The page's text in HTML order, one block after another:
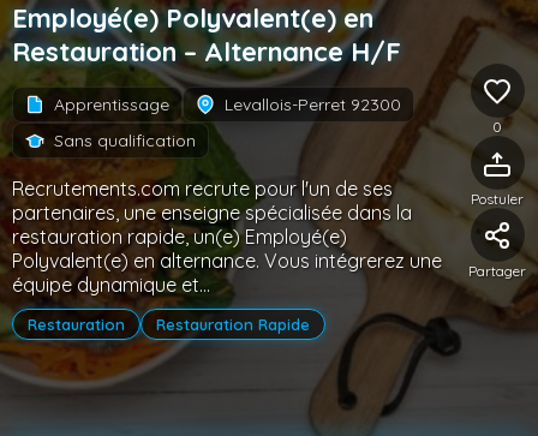
0
Postuler
Partager
Employé(e) Polyvalent(e) en
Restauration – Alternance H/F
Apprentissage
Levallois-Perret 92300
Sans qualification
Recrutements.com recrute pour l'un de ses
partenaires, une enseigne spécialisée dans la
restauration rapide, un(e) Employé(e)
Polyvalent(e) en alternance. Vous intégrerez une
équipe dynamique et...
Restauration Restauration Rapide